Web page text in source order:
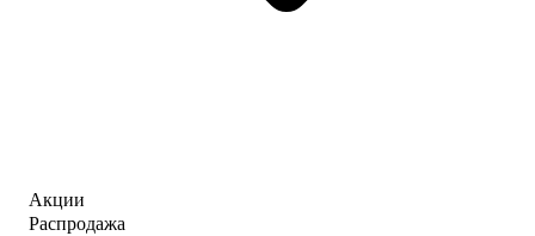
Акции
Распродажа